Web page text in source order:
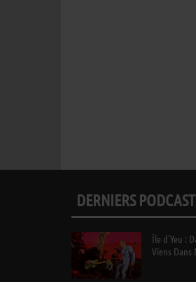
DERNIERS
Île d’Yeu :
Viens Dans